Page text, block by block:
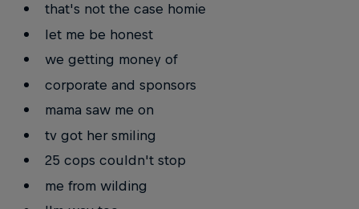
that's not the case homie
let me be honest
we getting money of
corporate and sponsors
mama saw me on
tv got her smiling
25 cops couldn't stop
me from wilding